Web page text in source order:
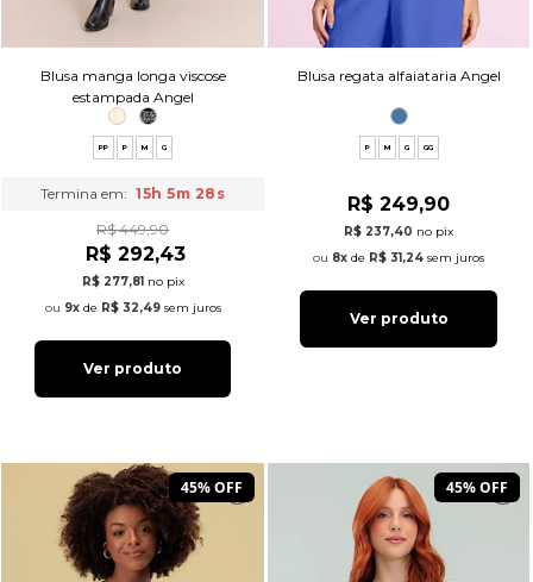
Blusa manga longa viscose
estampada Angel
PP P M G
Termina em: 15h 5m 27s
R$ 449,90
R$ 292,43
R$ 277,81 no pix
9xde R$ 32,49sem juros
Ver produto
Blusa regata alfaiataria Angel
P M G GG
R$ 249,90
R$ 237,40 no pix
8x de R$ 31,24 sem juros
Ver produto
45% OFF 45% OFF